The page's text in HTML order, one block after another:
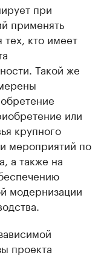
при
применять
кто имеет
Такой же
или
крупного
мероприятий по
а также на
модернизации
проекта